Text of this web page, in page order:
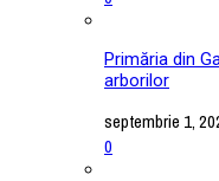
Primăria din
arborilor
septembrie 1,
0